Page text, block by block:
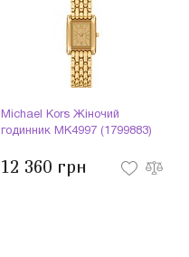
Michael Kors Жіночий
годинник MK4997 (1799883)
12 360 грн